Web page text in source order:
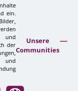
ein.
und
der
und
Unsere
Communities